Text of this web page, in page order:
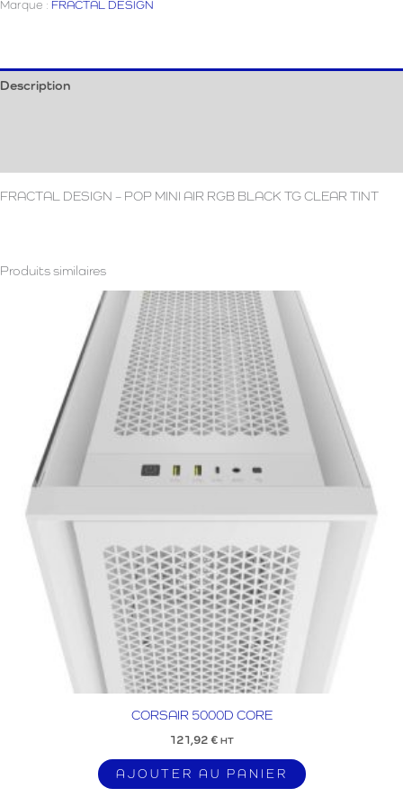
Marque : FRACTAL DESIGN
Description
FRACTAL DESIGN – POP MINI AIR RGB BLACK TG CLEAR TINT
Produits similaires
CORSAIR 5000D CORE
121,92 € HT
AJOUTER AU PANIER